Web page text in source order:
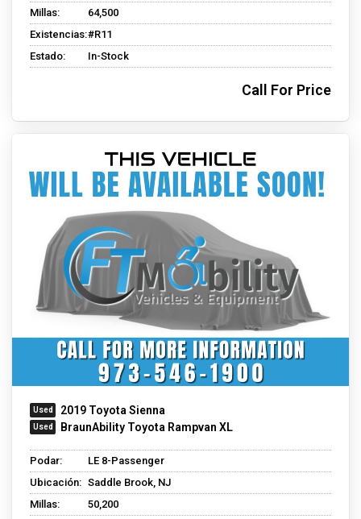
Millas:
64,500
Existencias:#R11
Estado:
In-Stock
Call For Price
2019 Toyota Sienna
BraunAbility Toyota Rampvan XL
Podar:
LE 8-Passenger
Ubicación: Saddle Brook, NJ
Millas:
50,200